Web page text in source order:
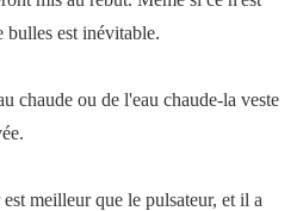
bulles est inévitable.
chaude ou de l'eau chaude-la veste
meilleur que le pulsateur, et il a